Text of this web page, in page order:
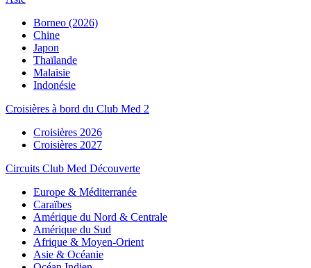
Borneo (2026)
Chine
Japon
Thaïlande
Malaisie
Indonésie
Croisières à bord du Club Med 2
Croisières 2026
Croisières 2027
Circuits Club Med Découverte
Europe & Méditerranée
Caraïbes
Amérique du Nord & Centrale
Amérique du Sud
Afrique & Moyen-Orient
Asie & Océanie